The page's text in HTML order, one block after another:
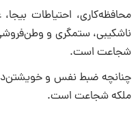
محافظه‌کاری، احتیاطات
ناشکیبی، ستمگری و
شجاعت است.
چنانچه ضبط نفس و
ملکه شجاعت است.